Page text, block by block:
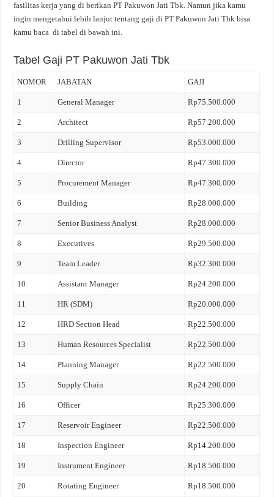
fasilitas kerja yang di berikan PT Pakuwon Jati Tbk. Namun jika kamu
ingin mengetahui lebih lanjut tentang gaji di PT Pakuwon Jati Tbk bisa
kamu baca di tabel di bawah ini.
Tabel Gaji PT Pakuwon Jati Tbk
NOMOR JABATAN GAJI
1 General Manager Rp75.500.000
2 Architect Rp57.200.000
3 Drilling Supervisor Rp53.000.000
4 Director Rp47.300.000
5 Procurement Manager Rp47.300.000
6 Building Rp28.000.000
7 Senior Business Analyst Rp28.000.000
8 Executives Rp29.500.000
9 Team Leader Rp32.300.000
10 Assistant Manager Rp24.200.000
11 HR (SDM) Rp20.000.000
12 HRD Section Head Rp22.500.000
13 Human Resources Specialist Rp22.500.000
14 Planning Manager Rp22.500.000
15 Supply Chain Rp24.200.000
16 Officer Rp25.300.000
17 Reservoir Engineer Rp22.500.000
18 Inspection Engineer Rp14.200.000
19 Instrument Engineer Rp18.500.000
20 Rotating Engineer Rp18.500.000